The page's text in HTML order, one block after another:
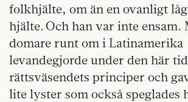
folkhjälte, om än en ovanligt
hjälte. Och han var inte ensam.
domare runt om i Latinamerika
levandegjorde under den här
rättsväsendets principer och
lite lyster som också speglades